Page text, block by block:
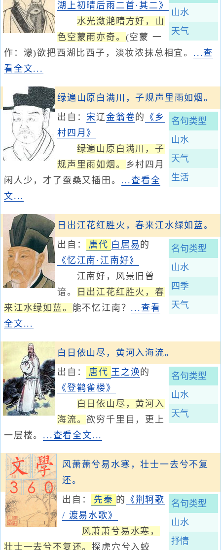
山水
天气
湖上初晴后雨二首·其二》
水光潋滟晴方好，山
色空蒙雨亦奇。 (空蒙 一
作：濛)欲把西湖比西子，淡妆浓抹总相宜。 ...查
看全文...
绿遍山原白满川，子规声里雨如烟。
名句类型
山水
天气
生活
出自：宋辽金翁卷的 《乡
村四月》
绿遍山原白满川，子
规声里雨如烟。
乡村四月
闲人少，才了蚕桑又插田。 ...查看全
文...
日出江花红胜火，春来江水绿如蓝。
名句类型
山水
四季
天气
出自： 唐代 白居易 的
《忆江南·江南好》
江南好，风景旧曾
谙。
日出江花红胜火，春
来江水绿如蓝。 能不忆江南？ ...查看
全文...
白日依山尽，黄河入海流。
名句类型
山水
天气
出自： 唐代 王之涣 的
《登鹳雀楼》
白日依山尽，黄河入
海流。欲穷千里目，更上
一层楼。 ...查看全文...
风萧萧兮易水寒，壮士一去兮不复
还。
名句类型
山水
抒情
出自： 先秦 的 《荆轲歌
/ 渡易水歌》
风萧萧兮易水寒，
壮士一去兮不复还。 探虎穴兮入蛟